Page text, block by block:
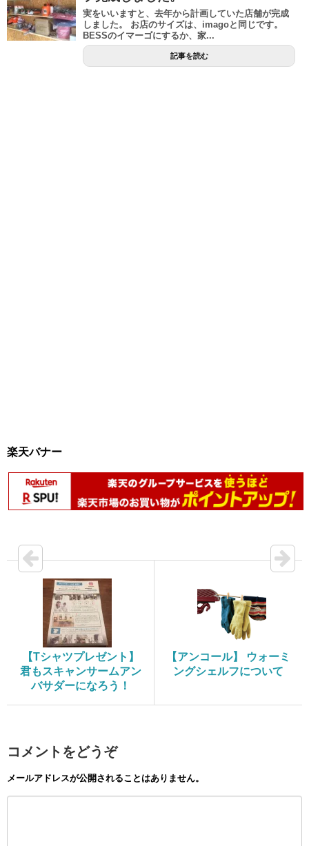
実をいいますと、去年から計画していた店舗が完成
しました。 お店のサイズは、imagoと同じです。
BESSのイマーゴにするか、家...
記事を読む
楽天バナー
【Tシャツプレゼント】
君もスキャンサームアン
バサダーになろう！
【アンコール】 ウォーミ
ングシェルフについて
コメントをどうぞ
メールアドレスが公開されることはありません。